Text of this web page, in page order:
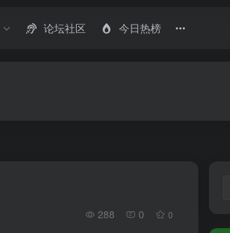
论坛社区 今日热榜
288 0 0